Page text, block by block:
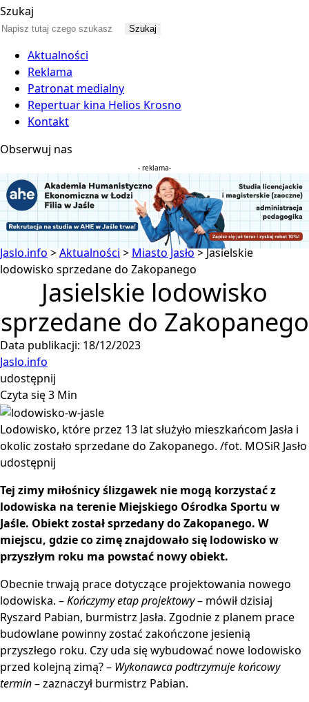
Szukaj
Aktualności
Reklama
Patronat medialny
Repertuar kina Helios Krosno
Kontakt
Obserwuj nas
- reklama-
Jaslo.info>Aktualności > Miasto Jasło>Jasielskie
lodowisko sprzedane do Zakopanego
Jasielskie lodowisko
sprzedane do Zakopanego
Data publikacji: 18/12/2023
Jaslo.info
udostępnij
Czyta się 3 Min
Lodowisko, które przez 13 lat służyło mieszkańcom Jasła i
okolic zostało sprzedane do Zakopanego. /fot. MOSiR Jasło
udostępnij
Tej zimy miłośnicy ślizgawek nie mogą korzystać z
lodowiska na terenie Miejskiego Ośrodka Sportu w
Jaśle. Obiekt został sprzedany do Zakopanego. W
miejscu, gdzie co zimę znajdowało się lodowisko w
przyszłym roku ma powstać nowy obiekt.
Obecnie trwają prace dotyczące projektowania nowego
lodowiska. –Kończymy etap projektowy– mówił dzisiaj
Ryszard Pabian, burmistrz Jasła. Zgodnie z planem prace
budowlane powinny zostać zakończone jesienią
przyszłego roku. Czy uda się wybudować nowe lodowisko
przed kolejną zimą? – Wykonawca podtrzymuje końcowy
termin– zaznaczył burmistrz Pabian.